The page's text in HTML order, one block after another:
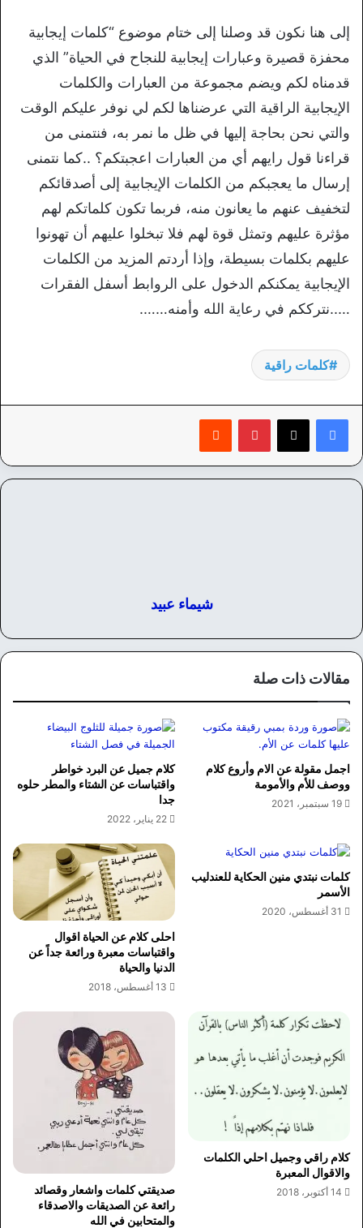
إلى هنا نكون قد وصلنا إلى ختام موضوع “كلمات إيجابية
محفزة قصيرة وعبارات إيجابية للنجاح في الحياة” الذي
قدمناه لكم ويضم مجموعة من العبارات والكلمات
الإيجابية الراقية التي عرضناها لكم لي نوفر عليكم الوقت
والتي نحن بحاجة إليها في ظل ما نمر به، فنتمنى من
قراءنا قول رايهم أي من العبارات اعجبتكم؟ ..كما نتمنى
إرسال ما يعجبكم من الكلمات الإيجابية إلى أصدقائكم
لتخفيف عنهم ما يعانون منه، فربما تكون كلماتكم لهم
مؤثرة عليهم وتمثل قوة لهم فلا تبخلوا عليهم أن تهونوا
عليهم بكلمات بسيطة، وإذا أردتم المزيد من الكلمات
الإيجابية يمكنكم الدخول على الروابط أسفل الفقرات
…..نترككم في رعاية الله وأمنه…….
كلمات راقية
بينتيريست
شيماء عبيد
مقالات ذات صلة
اجمل مقولة عن الام وأروع كلام
ووصف للأم والأمومة
19 سبتمبر، 2021
كلام جميل عن البرد خواطر
واقتباسات عن الشتاء والمطر حلوه
جدا
22 يناير، 2022
كلمات نبتدي منين الحكاية للعندليب
الأسمر
31 أغسطس، 2020
احلى كلام عن الحياة اقوال
واقتباسات معبرة ورائعة جداً عن
الدنيا والحياة
13 أغسطس، 2018
كلام راقي وجميل احلي الكلمات
والاقوال المعبرة
14 أكتوبر، 2018
صديقتي كلمات واشعار وقصائد
رائعة عن الصديقات والاصدقاء
والمتحابين في الله